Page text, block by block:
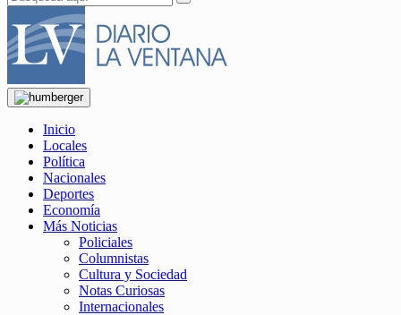
Inicio
Locales
Política
Nacionales
Deportes
Economía
Más Noticias
Policiales
Columnistas
Cultura y Sociedad
Notas Curiosas
Internacionales